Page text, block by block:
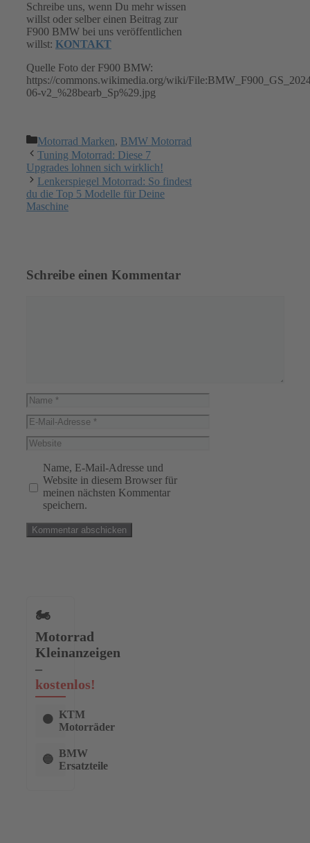
Schreibe uns, wenn Du mehr wissen
willst oder selber einen Beitrag zur
F900 BMW bei uns veröffentlichen
willst: KONTAKT
Quelle Foto der F900 BMW:
https://commons.wikimedia.org/wiki/
06-v2_%28bearb_Sp%29.jpg
Kategorien
Motorrad Marken, BMW Motorrad
Tuning Motorrad: Diese 7
Upgrades lohnen sich wirklich!
Lenkerspiegel Motorrad: So findest
du die Top 5 Modelle für Deine
Maschine
Schreibe einen Kommentar
Name
E-
Mail-
Adresse
Website
Name, E-Mail-Adresse und
Website in diesem Browser für
meinen nächsten Kommentar
speichern.
🏍️
Motorrad
Kleinanzeigen
–
kostenlos!
🟠 KTM
Motorräder
🔵
BMW
Ersatzteile